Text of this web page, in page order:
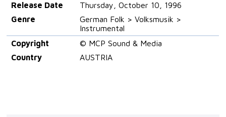
Release Date
Thursday, October 10, 1996
Genre
German Folk > Volksmusik >
Instrumental
Copyright
© MCP Sound & Media
Country
AUSTRIA